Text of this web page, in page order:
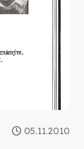
05.11.2010